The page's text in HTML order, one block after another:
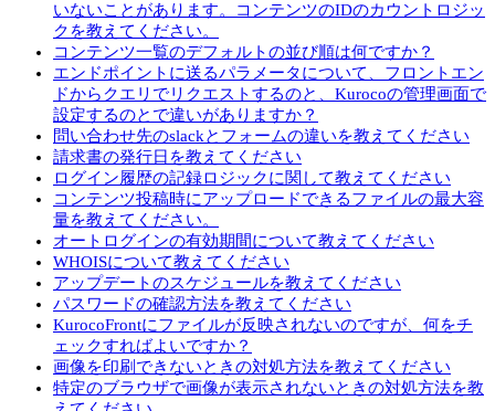
いないことがあります。コンテンツのIDのカウントロジッ
クを教えてください。
コンテンツ一覧のデフォルトの並び順は何ですか？
エンドポイントに送るパラメータについて、フロントエン
ドからクエリでリクエストするのと、Kurocoの管理画面で
設定するのとで違いがありますか？
問い合わせ先のslackとフォームの違いを教えてください
請求書の発行日を教えてください
ログイン履歴の記録ロジックに関して教えてください
コンテンツ投稿時にアップロードできるファイルの最大容
量を教えてください。
オートログインの有効期間について教えてください
WHOISについて教えてください
アップデートのスケジュールを教えてください
パスワードの確認方法を教えてください
KurocoFrontにファイルが反映されないのですが、何をチ
ェックすればよいですか？
画像を印刷できないときの対処方法を教えてください
特定のブラウザで画像が表示されないときの対処方法を教